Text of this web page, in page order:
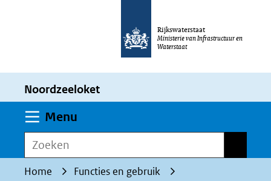
worden
toegestaan
geweigerd.
Rijkswaterstaat
Ministerie van Infrastructuur en
Waterstaat
Noordzeeloket
Menu
Zoeken
Home
Functies en gebruik